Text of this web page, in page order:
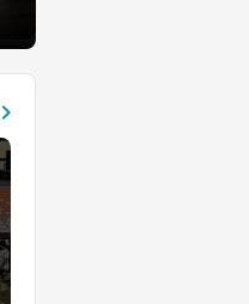
chevron_right